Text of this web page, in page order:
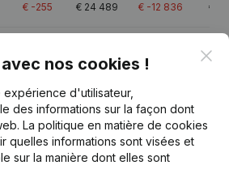
€ -255 € 24 489 € -12 836 €
91 412 € 91 668
€345 930 €335 418 € 305 519 €
5,9 6,3 6,5
nos cookies !
d'utilisateur,
des informations sur la façon dont
La politique en matière de cookies
quelles informations sont visées et
sur la manière dont elles sont